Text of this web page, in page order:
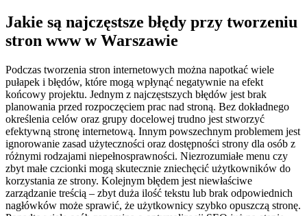
Jakie są najczęstsze błędy przy tworzeniu
stron www w Warszawie
Podczas tworzenia stron internetowych można napotkać wiele
pułapek i błędów, które mogą wpłynąć negatywnie na efekt
końcowy projektu. Jednym z najczęstszych błędów jest brak
planowania przed rozpoczęciem prac nad stroną. Bez dokładnego
określenia celów oraz grupy docelowej trudno jest stworzyć
efektywną stronę internetową. Innym powszechnym problemem jest
ignorowanie zasad użyteczności oraz dostępności strony dla osób z
różnymi rodzajami niepełnosprawności. Niezrozumiałe menu czy
zbyt małe czcionki mogą skutecznie zniechęcić użytkowników do
korzystania ze strony. Kolejnym błędem jest niewłaściwe
zarządzanie treścią – zbyt duża ilość tekstu lub brak odpowiednich
nagłówków może sprawić, że użytkownicy szybko opuszczą stronę.